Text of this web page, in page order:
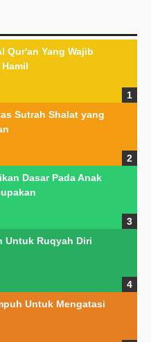
Qur'an Yang Wajib
Sutrah Shalat yang
Dasar Pada Anak
Untuk Ruqyah Diri
Untuk Mengatasi